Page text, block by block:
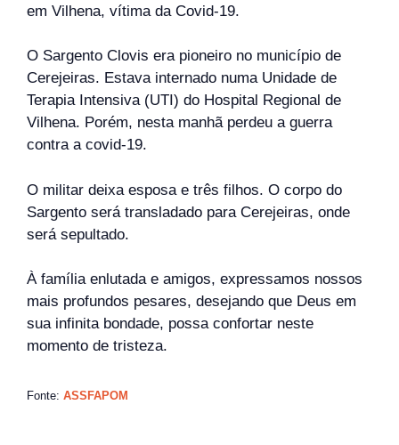
em Vilhena, vítima da Covid-19.
O Sargento Clovis era pioneiro no município de
Cerejeiras. Estava internado numa Unidade de
Terapia Intensiva (UTI) do Hospital Regional de
Vilhena. Porém, nesta manhã perdeu a guerra
contra a covid-19.
O militar deixa esposa e três filhos. O corpo do
Sargento será transladado para Cerejeiras, onde
será sepultado.
À família enlutada e amigos, expressamos nossos
mais profundos pesares, desejando que Deus em
sua infinita bondade, possa confortar neste
momento de tristeza.
Fonte: ASSFAPOM